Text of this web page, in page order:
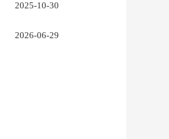
2025-10-30
2026-06-29